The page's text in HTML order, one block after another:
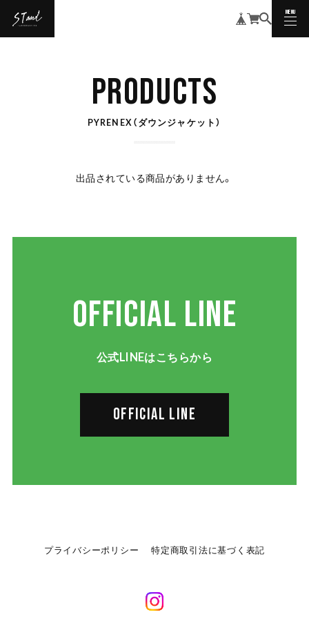
MENU
CLOSE
PRODUCTS
PYRENEX（ダウンジャケット）
出品されている商品がありません。
OFFICIAL LINE
公式LINEはこちらから
OFFICIAL LINE
プライバシーポリシー 特定商取引法に基づく表記